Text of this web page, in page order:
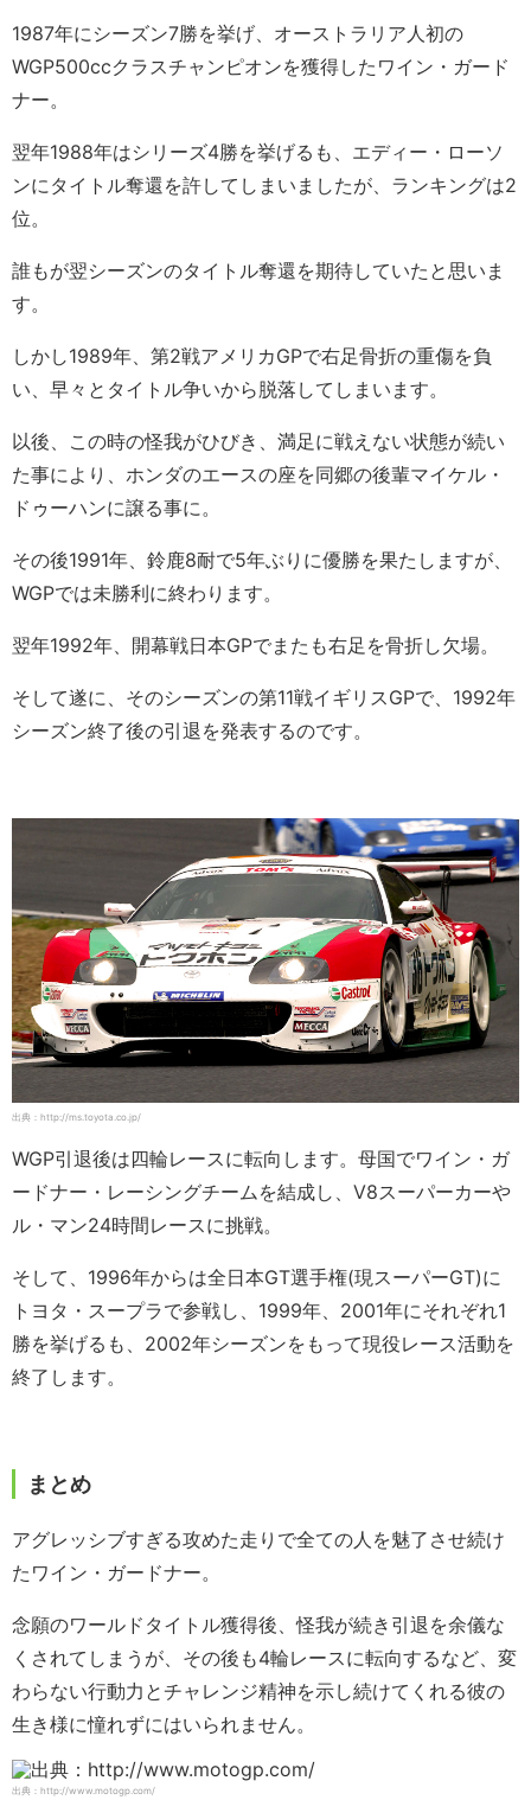
1987年にシーズン7勝を挙げ、オーストラリア人初の
WGP500ccクラスチャンピオンを獲得したワイン・ガード
ナー。
翌年1988年はシリーズ4勝を挙げるも、エディー・ローソ
ンにタイトル奪還を許してしまいましたが、ランキングは2
位。
誰もが翌シーズンのタイトル奪還を期待していたと思いま
す。
しかし1989年、第2戦アメリカGPで右足骨折の重傷を負
い、早々とタイトル争いから脱落してしまいます。
以後、この時の怪我がひびき、満足に戦えない状態が続い
た事により、ホンダのエースの座を同郷の後輩マイケル・
ドゥーハンに譲る事に。
その後1991年、鈴鹿8耐で5年ぶりに優勝を果たしますが、
WGPでは未勝利に終わります。
翌年1992年、開幕戦日本GPでまたも右足を骨折し欠場。
そして遂に、そのシーズンの第11戦イギリスGPで、1992年
シーズン終了後の引退を発表するのです。
出典：http://ms.toyota.co.jp/
WGP引退後は四輪レースに転向します。母国でワイン・ガ
ードナー・レーシングチームを結成し、V8スーパーカーや
ル・マン24時間レースに挑戦。
そして、1996年からは全日本GT選手権(現スーパーGT)に
トヨタ・スープラで参戦し、1999年、2001年にそれぞれ1
勝を挙げるも、2002年シーズンをもって現役レース活動を
終了します。
まとめ
アグレッシブすぎる攻めた走りで全ての人を魅了させ続け
たワイン・ガードナー。
念願のワールドタイトル獲得後、怪我が続き引退を余儀な
くされてしまうが、その後も4輪レースに転向するなど、変
わらない行動力とチャレンジ精神を示し続けてくれる彼の
生き様に憧れずにはいられません。
出典：http://www.motogp.com/